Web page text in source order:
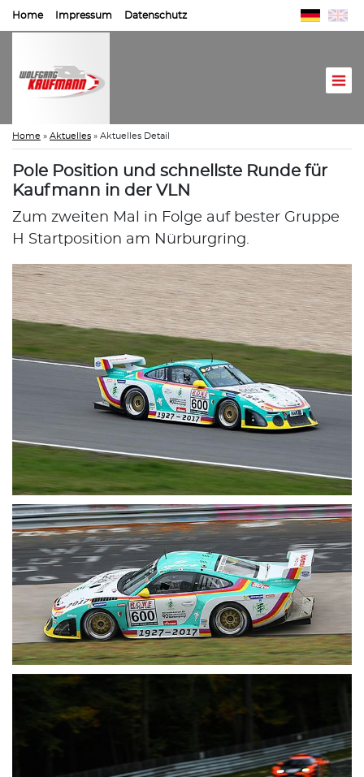
Home Impressum Datenschutz
Home » Aktuelles » Aktuelles Detail
Pole Position und schnellste Runde für
Kaufmann in der VLN
Zum zweiten Mal in Folge auf bester Gruppe
H Startposition am Nürburgring.